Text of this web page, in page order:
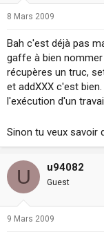
8 Mars 2009
Bah c'est déjà pas
gaffe à bien
récupères un truc,
et addXXX c'est
l'exécution d'un
Sinon tu veux savoir
U u94082
Guest
9 Mars 2009